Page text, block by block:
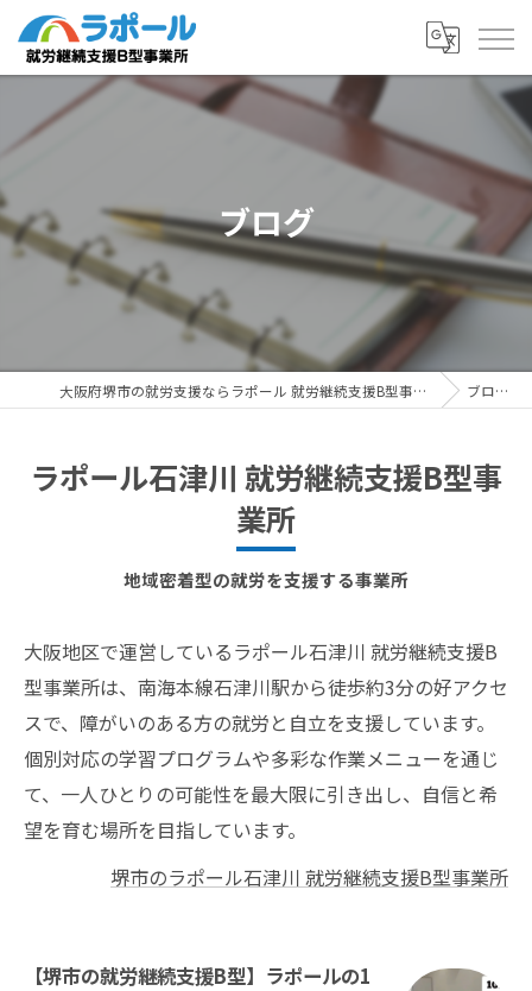
ブログ
大阪府堺市の就労支援ならラポール 就労継続支援B型事業所 ブログ
ラポール石津川 就労継続支援B型事
業所
地域密着型の就労を支援する事業所
大阪地区で運営しているラポール石津川 就労継続支援B
型事業所は、南海本線石津川駅から徒歩約3分の好アクセ
スで、障がいのある方の就労と自立を支援しています。
個別対応の学習プログラムや多彩な作業メニューを通じ
て、一人ひとりの可能性を最大限に引き出し、自信と希
望を育む場所を目指しています。
堺市のラポール石津川 就労継続支援B型事業所
【堺市の就労継続支援B型】ラポールの1